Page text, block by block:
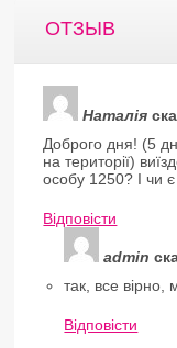
ОТЗЫВ
Наталія
Доброго дня! (5
на території)
особу 1250? І чи
Відповіcти
admin
так, все вірно,
Відповіcти